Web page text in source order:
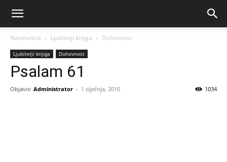
Naslovnica Ljubitelji knjiga Duhovnost
Ljubitelji knjiga Duhovnost
Psalam 61
Objavio Administrator - 1 siječnja, 2010 1034